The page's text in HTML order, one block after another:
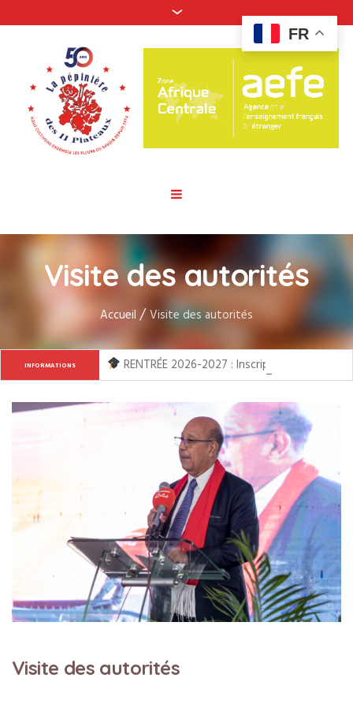
Visite des autorités
Accueil /Visite des autorités
INFORMATIONS RENTRÉE 2026-2027 : Inscription ouverte
Visite des autorités
FR